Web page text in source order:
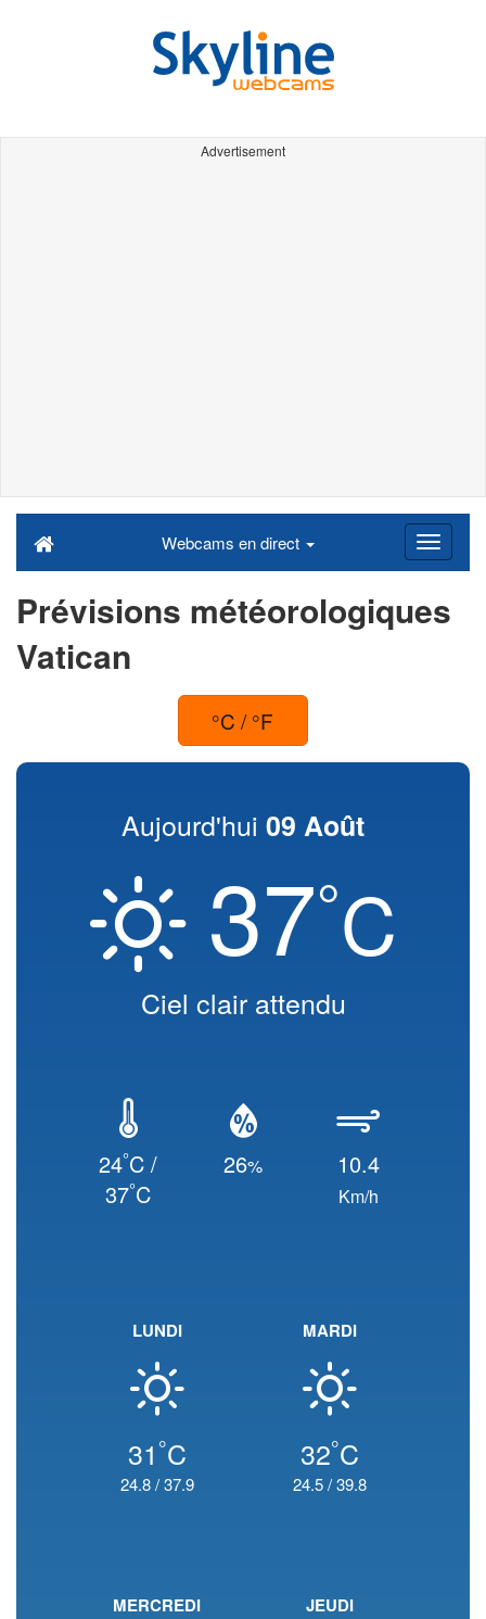
Advertisement
Webcams en direct
Prévisions météorologiques
Vatican
°C / °F
Aujourd'hui 09 Août
37°C
Ciel clair attendu
24°C /
37°C
26% 10.4
Km/h
LUNDI
31 °C
24.8/37.9
MARDI
32°C
24.5/39.8
MERCREDI JEUDI